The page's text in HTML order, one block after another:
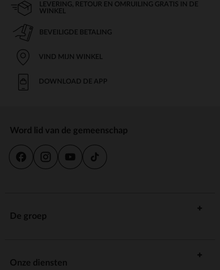
LEVERING, RETOUR EN OMRUILING GRATIS IN DE
WINKEL
BEVEILIGDE BETALING
VIND MIJN WINKEL
DOWNLOAD DE APP
Word lid van de gemeenschap
De groep
Onze diensten